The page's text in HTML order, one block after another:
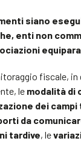
siano
enti non
fiscale,
le modalità di
dei
da
tardive, le